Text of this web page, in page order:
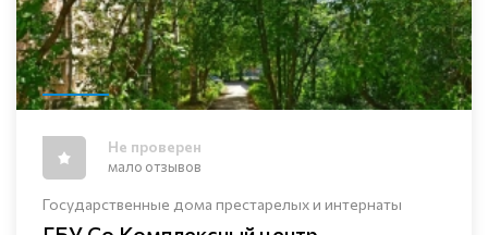
Государственные дома престарелых и интернаты
Не проверен
мало отзывов